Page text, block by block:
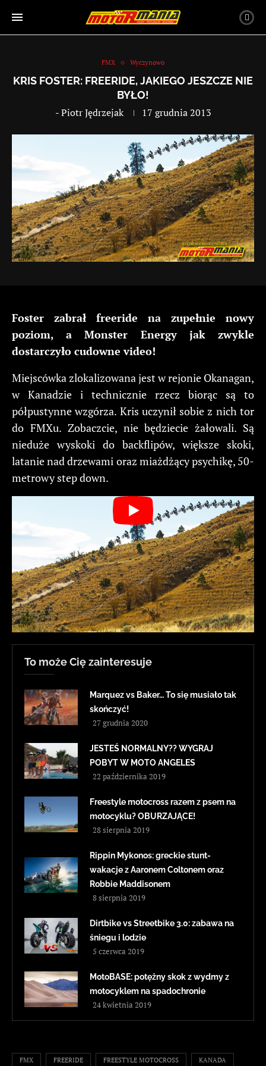
FMX Wyczynowo
KRIS FOSTER: FREERIDE, JAKIEGO JESZCZE NIE
BYŁO!
-Piotr Jędrzejak 17 grudnia 2013
Foster zabrał freeride na zupełnie nowy
poziom, a Monster Energy jak zwykle
dostarczyło cudowne video!
Miejscówka zlokalizowana jest w rejonie Okanagan,
w Kanadzie i technicznie rzecz biorąc są to
półpustynne wzgórza. Kris uczynił sobie z nich tor
do FMXu. Zobaczcie, nie będziecie żałowali. Są
nieduże wyskoki do backflipów, większe skoki,
latanie nad drzewami oraz miażdżący psychikę, 50-
metrowy step down.
To może Cię zainteresuje
Marquez vs Baker… To się musiało tak
skończyć!
27 grudnia 2020
JESTEŚ NORMALNY?? WYGRAJ
POBYT W MOTO ANGELES
22 października 2019
Freestyle motocross razem z psem na
motocyklu? OBURZAJĄCE!
28 sierpnia 2019
Rippin Mykonos: greckie stunt-
wakacje z Aaronem Coltonem oraz
Robbie Maddisonem
8 sierpnia 2019
Dirtbike vs Streetbike 3.0: zabawa na
śniegu i lodzie
5 czerwca 2019
MotoBASE: potężny skok z wydmy z
motocyklem na spadochronie
24 kwietnia 2019
FMX FREERIDE FREESTYLE MOTOCROSS KANADA